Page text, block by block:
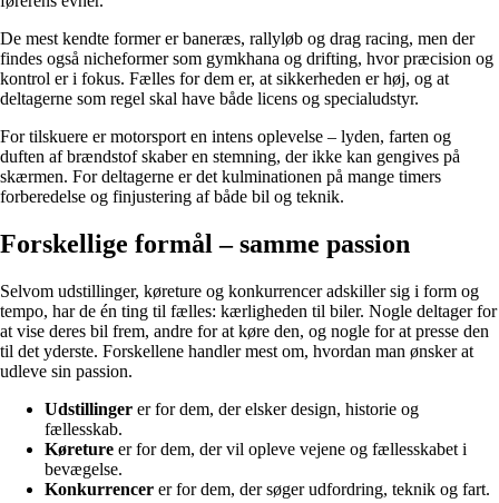
De mest kendte former er baneræs, rallyløb og drag racing, men der
findes også nicheformer som gymkhana og drifting, hvor præcision og
kontrol er i fokus. Fælles for dem er, at sikkerheden er høj, og at
deltagerne som regel skal have både licens og specialudstyr.
For tilskuere er motorsport en intens oplevelse – lyden, farten og
duften af brændstof skaber en stemning, der ikke kan gengives på
skærmen. For deltagerne er det kulminationen på mange timers
forberedelse og finjustering af både bil og teknik.
Forskellige formål – samme passion
Selvom udstillinger, køreture og konkurrencer adskiller sig i form og
tempo, har de én ting til fælles: kærligheden til biler. Nogle deltager for
at vise deres bil frem, andre for at køre den, og nogle for at presse den
til det yderste. Forskellene handler mest om, hvordan man ønsker at
udleve sin passion.
Udstillinger er for dem, der elsker design, historie og
fællesskab.
Køreture er for dem, der vil opleve vejene og fællesskabet i
bevægelse.
Konkurrencer er for dem, der søger udfordring, teknik og fart.